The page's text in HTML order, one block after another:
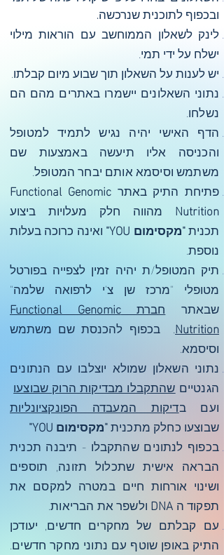
ובכפוף לתוכנית שנרכשה.
לינק לשאלון הממוחשב עם הוראות מילוי
ישלח על ידי תמי.
יש לענות על השאלון תוך שבוע מיום קבלתו.
נתוני השאלונים יישמרו באתרים מהם הם
נשלחו.
הדף האישי יהיה נגיש לתמיד למטופל
והכניסה אליו תיעשה באמצעות שם
משתמש וסיסמא אותם יבחר המטופל.
פתיחת התיק באתרFunctional Genomic
Nutrition
מהווה חלק מעלויות ביצוע
תכנית"מקסימום YOU"
ואינה כרוכה בעלות
נוספת.
תיק המטופל/ת יהיה זמין לצפייה בפורטל
מטופלי "מרכז שן צ'י לרפואה שלמה"
שבאתר חברתFunctional Genomic
Nutrition. בכפוף להכנסת שם משתמש
וסיסמא.
נתוני השאלון שמולא יוצלבו עם הנתונים
הגנטיים שהתקבלו מבדיקות הרוק שבוצעו
ועם בדיקות המעבדה הפונקציונליות
שבוצעו כחלק מתכנית"מקסימום YOU"
בכפוף לנתונים שהתקבלו - תיבנה תכנית
הבראה אישית שתכלול תזונה, תוספים
ושינוי אורחות חיים במטרה למקסם את
תפקוד הDNAולשפר את הבריאות.
עם קבלתם של מחקרים חדשים, יעודכן
התיק באופן שוטף עם נתוני מחקר חדשים.